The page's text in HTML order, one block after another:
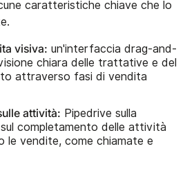
caratteristiche chiave che lo
visiva: un'interfaccia drag-and-
chiara delle trattative e del
attraverso fasi di vendita
attività: Pipedrive sulla
completamento delle attività
le vendite, come chiamate e